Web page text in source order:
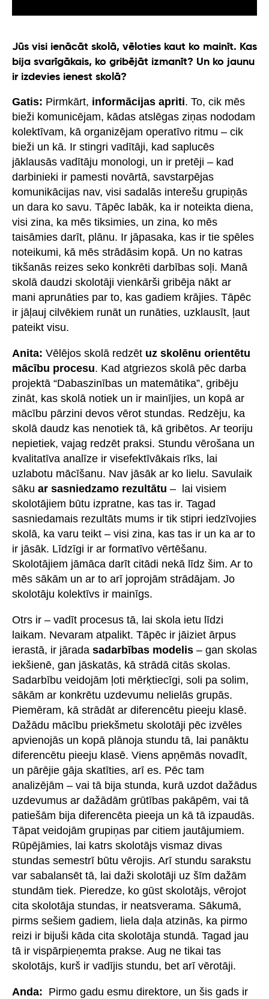
Jūs visi ienācāt skolā, vēloties kaut ko mainīt. Kas
bija svarīgākais, ko gribējāt izmanīt? Un ko jaunu
ir izdevies ienest skolā?
Gatis: Pirmkārt, informācijas apriti. To, cik mēs
bieži komunicējam, kādas atslēgas ziņas nododam
kolektīvam, kā organizējam operatīvo ritmu – cik
bieži un kā. Ir stingri vadītāji, kad saplucēs
jāklausās vadītāju monologi, un ir pretēji – kad
darbinieki ir pamesti novārtā, savstarpējas
komunikācijas nav, visi sadalās interešu grupiņās
un dara ko savu. Tāpēc labāk, ka ir noteikta diena,
visi zina, ka mēs tiksimies, un zina, ko mēs
taisāmies darīt, plānu. Ir jāpasaka, kas ir tie spēles
noteikumi, kā mēs strādāsim kopā. Un no katras
tikšanās reizes seko konkrēti darbības soļi. Manā
skolā daudzi skolotāji vienkārši gribēja nākt ar
mani aprunāties par to, kas gadiem krājies. Tāpēc
ir jāļauj cilvēkiem runāt un runāties, uzklausīt, ļaut
pateikt visu.
Anita: Vēlējos skolā redzēt uz skolēnu orientētu
mācību procesu. Kad atgriezos skolā pēc darba
projektā “Dabaszinības un matemātika”, gribēju
zināt, kas skolā notiek un ir mainījies, un kopā ar
mācību pārzini devos vērot stundas. Redzēju, ka
skolā daudz kas nenotiek tā, kā gribētos. Ar teoriju
nepietiek, vajag redzēt praksi. Stundu vērošana un
kvalitatīva analīze ir visefektīvākais rīks, lai
uzlabotu mācīšanu. Nav jāsāk ar ko lielu. Savulaik
sāku ar sasniedzamo rezultātu – lai visiem
skolotājiem būtu izpratne, kas tas ir. Tagad
sasniedamais rezultāts mums ir tik stipri iedzīvojies
skolā, ka varu teikt – visi zina, kas tas ir un ka ar to
ir jāsāk. Līdzīgi ir ar formatīvo vērtēšanu.
Skolotājiem jāmāca darīt citādi nekā līdz šim. Ar to
mēs sākām un ar to arī joprojām strādājam. Jo
skolotāju kolektīvs ir mainīgs.
Otrs ir – vadīt procesus tā, lai skola ietu līdzi
laikam. Nevaram atpalikt. Tāpēc ir jāiziet ārpus
ierastā, ir jārada sadarbības modelis – gan skolas
iekšienē, gan jāskatās, kā strādā citās skolas.
Sadarbību veidojām ļoti mērķtiecīgi, soli pa solim,
sākām ar konkrētu uzdevumu nelielās grupās.
Piemēram, kā strādāt ar diferencētu pieeju klasē.
Dažādu mācību priekšmetu skolotāji pēc izvēles
apvienojās un kopā plānoja stundu tā, lai panāktu
diferencētu pieeju klasē. Viens apņēmās novadīt,
un pārējie gāja skatīties, arī es. Pēc tam
analizējām – vai tā bija stunda, kurā uzdot dažādus
uzdevumus ar dažādām grūtības pakāpēm, vai tā
patiešām bija diferencēta pieeja un kā tā izpaudās.
Tāpat veidojām grupiņas par citiem jautājumiem.
Rūpējāmies, lai katrs skolotājs vismaz divas
stundas semestrī būtu vērojis. Arī stundu sarakstu
var sabalansēt tā, lai daži skolotāji uz šīm dažām
stundām tiek. Pieredze, ko gūst skolotājs, vērojot
cita skolotāja stundas, ir neatsverama. Sākumā,
pirms sešiem gadiem, liela daļa atzinās, ka pirmo
reizi ir bijuši kāda cita skolotāja stundā. Tagad jau
tā ir vispārpieņemta prakse. Aug ne tikai tas
skolotājs, kurš ir vadījis stundu, bet arī vērotāji.
Anda: Pirmo gadu esmu direktore, un šis gads ir